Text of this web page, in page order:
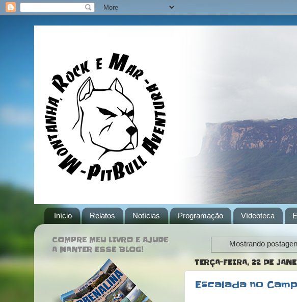
Início Relatos Notícias Programação Vídeoteca
Mostrando
TERÇA-FEIRA, 22 DE
Escalada no
COMPRE MEU LIVRO E AJUDE
A MANTER ESSE BLOG!